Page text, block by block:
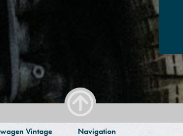
Vintage Navigation